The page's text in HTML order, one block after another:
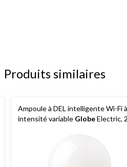
Produits similaires
Ampoule à DEL intelligente Wi-Fi à
intensité variable GlobeElectric,